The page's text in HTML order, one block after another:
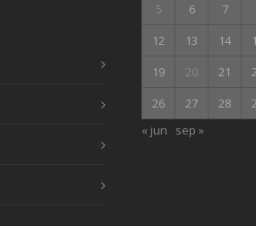
5
6 7
12
13 14
19
20 21
26
27 28
« jun
sep »